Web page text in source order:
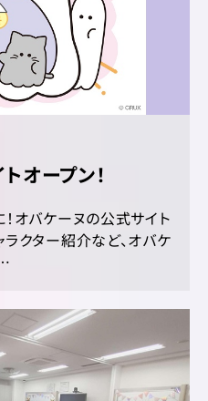
オープン！
オバケーヌの公式サイト
ラクター紹介など、オバケ